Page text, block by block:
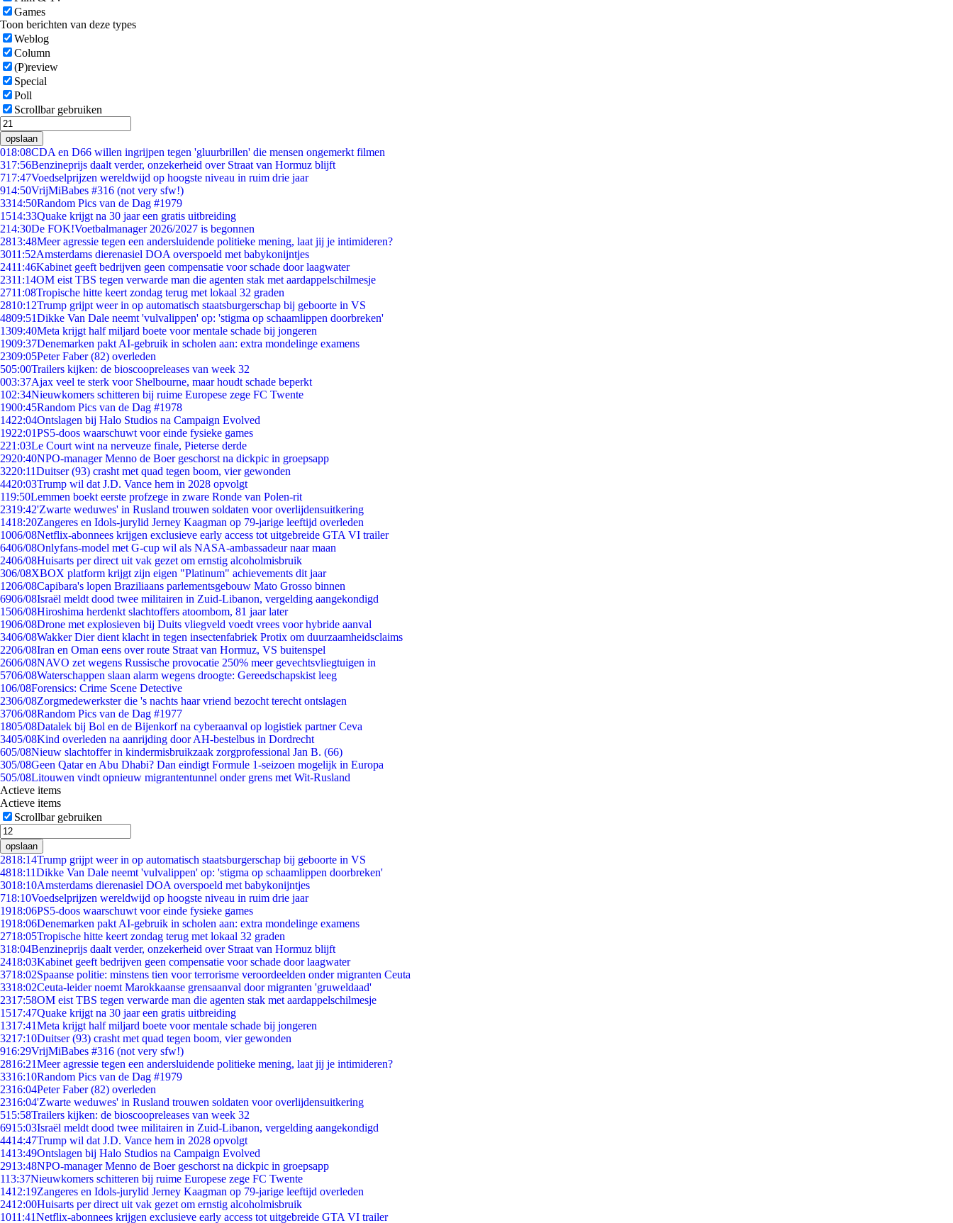
Games
Toon berichten van deze types
Weblog
Column
(P)review
Special
Poll
Scrollbar gebruiken
opslaan
018:08CDA en D66 willen ingrijpen tegen 'gluurbrillen' die mensen ongemerkt filmen
317:56Benzineprijs daalt verder, onzekerheid over Straat van Hormuz blijft
717:47Voedselprijzen wereldwijd op hoogste niveau in ruim drie jaar
914:50VrijMiBabes #316 (not very sfw!)
3314:50Random Pics van de Dag #1979
1514:33Quake krijgt na 30 jaar een gratis uitbreiding
214:30De FOK!Voetbalmanager 2026/2027 is begonnen
2813:48Meer agressie tegen een andersluidende politieke mening, laat jij je intimideren?
3011:52Amsterdams dierenasiel DOA overspoeld met babykonijntjes
2411:46Kabinet geeft bedrijven geen compensatie voor schade door laagwater
2311:14OM eist TBS tegen verwarde man die agenten stak met aardappelschilmesje
2711:08Tropische hitte keert zondag terug met lokaal 32 graden
2810:12Trump grijpt weer in op automatisch staatsburgerschap bij geboorte in VS
4809:51Dikke Van Dale neemt 'vulvalippen' op: 'stigma op schaamlippen doorbreken'
1309:40Meta krijgt half miljard boete voor mentale schade bij jongeren
1909:37Denemarken pakt AI-gebruik in scholen aan: extra mondelinge examens
2309:05Peter Faber (82) overleden
505:00Trailers kijken: de bioscoopreleases van week 32
003:37Ajax veel te sterk voor Shelbourne, maar houdt schade beperkt
102:34Nieuwkomers schitteren bij ruime Europese zege FC Twente
1900:45Random Pics van de Dag #1978
1422:04Ontslagen bij Halo Studios na Campaign Evolved
1922:01PS5-doos waarschuwt voor einde fysieke games
221:03Le Court wint na nerveuze finale, Pieterse derde
2920:40NPO-manager Menno de Boer geschorst na dickpic in groepsapp
3220:11Duitser (93) crasht met quad tegen boom, vier gewonden
4420:03Trump wil dat J.D. Vance hem in 2028 opvolgt
119:50Lemmen boekt eerste profzege in zware Ronde van Polen-rit
2319:42'Zwarte weduwes' in Rusland trouwen soldaten voor overlijdensuitkering
1418:20Zangeres en Idols-jurylid Jerney Kaagman op 79-jarige leeftijd overleden
1006/08Netflix-abonnees krijgen exclusieve early access tot uitgebreide GTA VI trailer
6406/08Onlyfans-model met G-cup wil als NASA-ambassadeur naar maan
2406/08Huisarts per direct uit vak gezet om ernstig alcoholmisbruik
306/08XBOX platform krijgt zijn eigen "Platinum" achievements dit jaar
1206/08Capibara's lopen Braziliaans parlementsgebouw Mato Grosso binnen
6906/08Israël meldt dood twee militairen in Zuid-Libanon, vergelding aangekondigd
1506/08Hiroshima herdenkt slachtoffers atoombom, 81 jaar later
1906/08Drone met explosieven bij Duits vliegveld voedt vrees voor hybride aanval
3406/08Wakker Dier dient klacht in tegen insectenfabriek Protix om duurzaamheidsclaims
2206/08Iran en Oman eens over route Straat van Hormuz, VS buitenspel
2606/08NAVO zet wegens Russische provocatie 250% meer gevechtsvliegtuigen in
5706/08Waterschappen slaan alarm wegens droogte: Gereedschapskist leeg
106/08Forensics: Crime Scene Detective
2306/08Zorgmedewerkster die 's nachts haar vriend bezocht terecht ontslagen
3706/08Random Pics van de Dag #1977
1805/08Datalek bij Bol en de Bijenkorf na cyberaanval op logistiek partner Ceva
3405/08Kind overleden na aanrijding door AH-bestelbus in Dordrecht
605/08Nieuw slachtoffer in kindermisbruikzaak zorgprofessional Jan B. (66)
305/08Geen Qatar en Abu Dhabi? Dan eindigt Formule 1-seizoen mogelijk in Europa
505/08Litouwen vindt opnieuw migrantentunnel onder grens met Wit-Rusland
Actieve items
Actieve items
Scrollbar gebruiken
opslaan
2818:14Trump grijpt weer in op automatisch staatsburgerschap bij geboorte in VS
4818:11Dikke Van Dale neemt 'vulvalippen' op: 'stigma op schaamlippen doorbreken'
3018:10Amsterdams dierenasiel DOA overspoeld met babykonijntjes
718:10Voedselprijzen wereldwijd op hoogste niveau in ruim drie jaar
1918:06PS5-doos waarschuwt voor einde fysieke games
1918:06Denemarken pakt AI-gebruik in scholen aan: extra mondelinge examens
2718:05Tropische hitte keert zondag terug met lokaal 32 graden
318:04Benzineprijs daalt verder, onzekerheid over Straat van Hormuz blijft
2418:03Kabinet geeft bedrijven geen compensatie voor schade door laagwater
3718:02Spaanse politie: minstens tien voor terrorisme veroordeelden onder migranten Ceuta
3318:02Ceuta-leider noemt Marokkaanse grensaanval door migranten 'gruweldaad'
2317:58OM eist TBS tegen verwarde man die agenten stak met aardappelschilmesje
1517:47Quake krijgt na 30 jaar een gratis uitbreiding
1317:41Meta krijgt half miljard boete voor mentale schade bij jongeren
3217:10Duitser (93) crasht met quad tegen boom, vier gewonden
916:29VrijMiBabes #316 (not very sfw!)
2816:21Meer agressie tegen een andersluidende politieke mening, laat jij je intimideren?
3316:10Random Pics van de Dag #1979
2316:04Peter Faber (82) overleden
2316:04'Zwarte weduwes' in Rusland trouwen soldaten voor overlijdensuitkering
515:58Trailers kijken: de bioscoopreleases van week 32
6915:03Israël meldt dood twee militairen in Zuid-Libanon, vergelding aangekondigd
4414:47Trump wil dat J.D. Vance hem in 2028 opvolgt
1413:49Ontslagen bij Halo Studios na Campaign Evolved
2913:48NPO-manager Menno de Boer geschorst na dickpic in groepsapp
113:37Nieuwkomers schitteren bij ruime Europese zege FC Twente
1412:19Zangeres en Idols-jurylid Jerney Kaagman op 79-jarige leeftijd overleden
2412:00Huisarts per direct uit vak gezet om ernstig alcoholmisbruik
1011:41Netflix-abonnees krijgen exclusieve early access tot uitgebreide GTA VI trailer